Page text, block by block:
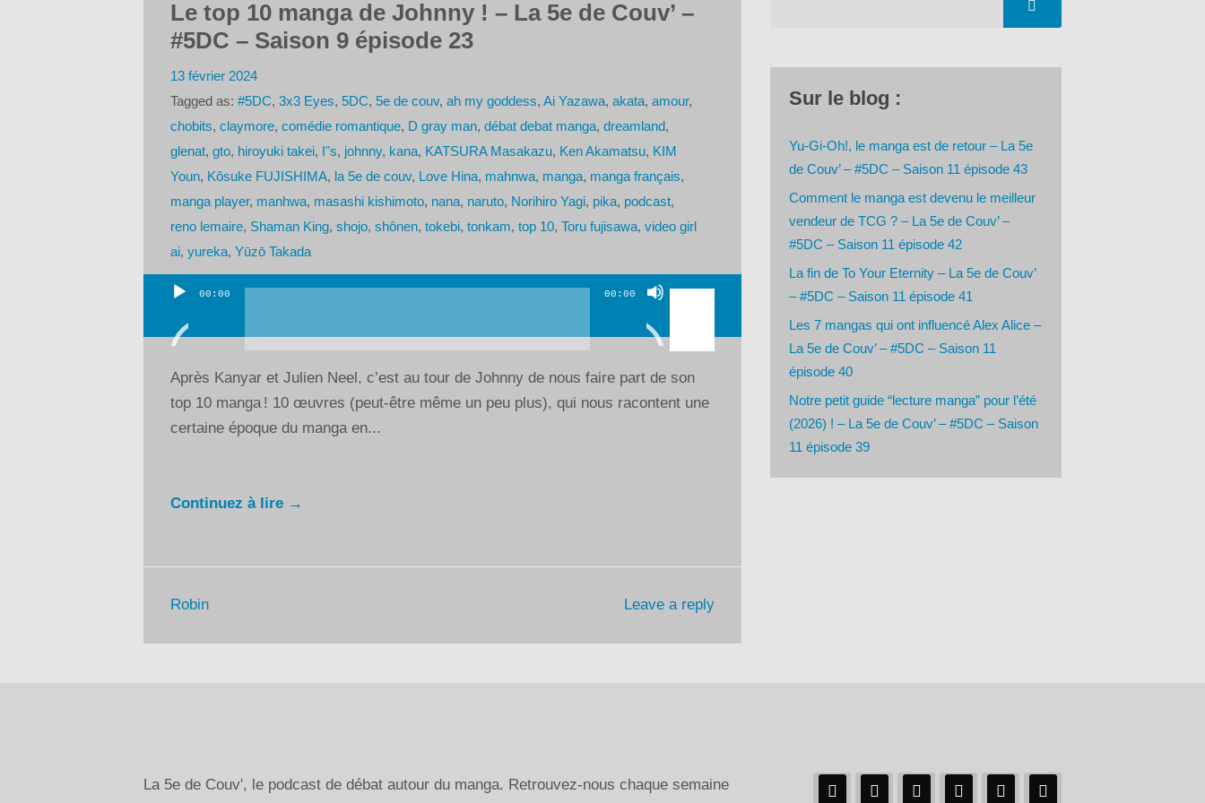
Le top 10 manga de Johnny ! – La 5e de Couv’ –
#5DC – Saison 9 épisode 23
13 février 2024
Tagged as: #5DC, 3x3 Eyes, 5DC, 5e de couv, ah my goddess, Ai Yazawa, akata, amour,
chobits, claymore, comédie romantique, D gray man, débat debat manga, dreamland,
glenat, gto, hiroyuki takei, I"s, johnny, kana, KATSURA Masakazu, Ken Akamatsu, KIM
Youn, Kôsuke FUJISHIMA, la 5e de couv, Love Hina, mahnwa, manga, manga français,
manga player, manhwa, masashi kishimoto, nana, naruto, Norihiro Yagi, pika, podcast,
reno lemaire, Shaman King, shojo, shônen, tokebi, tonkam, top 10, Toru fujisawa, video girl
ai, yureka, Yūzō Takada
Lecteur
audio
00:00 00:00
Utilisez
flèches
pour
augmenter
Après Kanyar et Julien Neel, c’est au tour de Johnny de nous faire part de son
top 10 manga ! 10 œuvres (peut-être même un peu plus), qui nous racontent une
certaine époque du manga en...
Continuez à lire →
Leave a reply
Robin
Sur le blog :
Yu-Gi-Oh!, le manga est de retour – La 5e
de Couv’ – #5DC – Saison 11 épisode 43
Comment le manga est devenu le meilleur
vendeur de TCG ? – La 5e de Couv’ –
#5DC – Saison 11 épisode 42
La fin de To Your Eternity – La 5e de Couv’
– #5DC – Saison 11 épisode 41
Les 7 mangas qui ont influencé Alex Alice –
La 5e de Couv’ – #5DC – Saison 11
épisode 40
Notre petit guide “lecture manga” pour l’été
(2026) ! – La 5e de Couv’ – #5DC – Saison
11 épisode 39
La 5e de Couv', le podcast de débat autour du manga. Retrouvez-nous chaque semaine